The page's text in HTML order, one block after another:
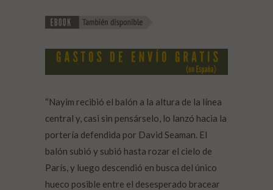
“Nayim recibió el balón a la altura de la línea
central y, casi sin pensárselo, lo lanzó hacia la
portería defendida por David Seaman. El
balón subió y subió hasta rozar el cielo de
París, y luego descendió en busca del único
hueco posible entre el desesperado bracear